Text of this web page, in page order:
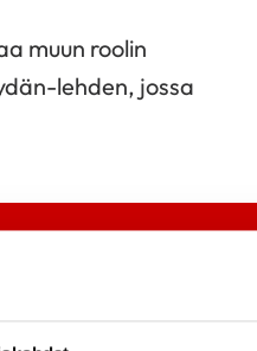
muun roolin
lehden, jossa